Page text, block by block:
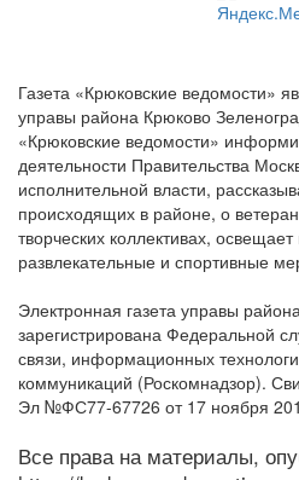
Газета «Крюковские ведомости»
управы района Крюково
«Крюковские ведомости»
деятельности Правительства
исполнительной власти,
происходящих в районе, о
творческих коллективах,
развлекательные и спортивные
Электронная газета управы
зарегистрирована Федеральной
связи, информационных
коммуникаций (Роскомнадзор).
Эл №ФС77-67726 от 17 ноября
Все права на материалы,